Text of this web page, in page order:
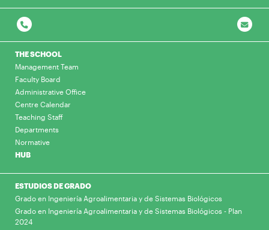
THE SCHOOL
Management Team
Faculty Board
Administrative Office
Centre Calendar
Teaching Staff
Departments
Normative
HUB
ESTUDIOS DE GRADO
Grado en Ingeniería Agroalimentaria y de Sistemas Biológicos
Grado en Ingeniería Agroalimentaria y de Sistemas Biológicos - Plan
2024